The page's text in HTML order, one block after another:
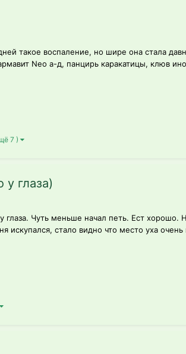
такое воспаление, но шире она стала
Neo а-д, панцирь каракатицы, клюв
7 )
у глаза)
глаза. Чуть меньше начал петь. Ест
искупался, стало видно что место уха